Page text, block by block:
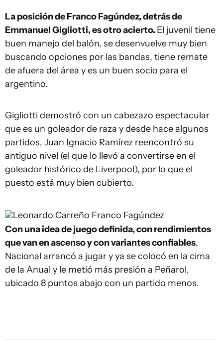
La posición de Franco Fagúndez, detrás de
Emmanuel Gigliotti, es otro acierto. El juvenil tiene
buen manejo del balón, se desenvuelve muy bien
buscando opciones por las bandas, tiene remate
de afuera del área y es un buen socio para el
argentino.
Gigliotti demostró con un cabezazo espectacular
que es un goleador de raza y desde hace algunos
partidos, Juan Ignacio Ramírez reencontró su
antiguo nivel (el que lo llevó a convertirse en el
goleador histórico de Liverpool), por lo que el
puesto está muy bien cubierto.
Leonardo Carreño Franco Fagúndez
Con una idea de juego definida, con rendimientos
que van en ascenso y con variantes confiables,
Nacional arrancó a jugar y ya se colocó en la cima
de la Anual y le metió más presión a Peñarol,
ubicado 8 puntos abajo con un partido menos.